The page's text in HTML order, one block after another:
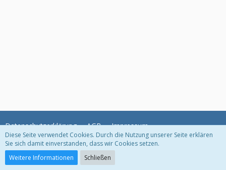
Datenschutzerklärung AGB Impressum
Community-Software:
Diese Seite verwendet Cookies. Durch die Nutzung unserer Seite erklären
Sie sich damit einverstanden, dass wir Cookies setzen.
Weitere Informationen
Schließen